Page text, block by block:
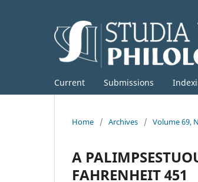
Current Submissions
Home / Archives / Volume 69,
A
FAHRENHEIT 451